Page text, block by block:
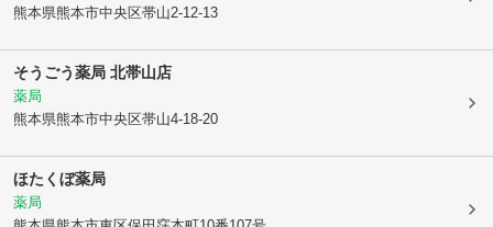
熊本県熊本市中央区帯山2-12-13
そうごう薬局 北帯山店
薬局
熊本県熊本市中央区帯山4-18-20
ほたくぼ薬局
薬局